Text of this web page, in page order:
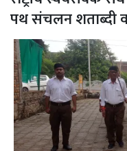
पथ संचलन शताब्दी